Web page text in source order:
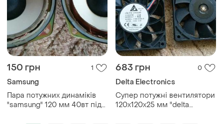
150 грн 1
Samsung
Пара потужних динаміків
"samsung" 120 мм 40вт під
683 грн 0
Delta Electronics
Супер потужні вентилятори
120х120х25 мм "delta